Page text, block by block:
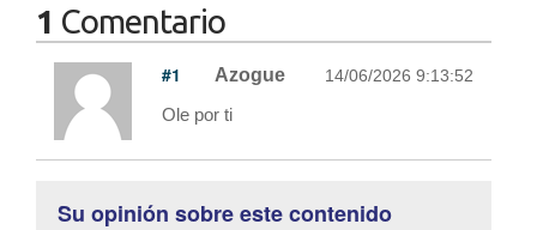
1 Comentario
#1 Azogue 14/06/2026 9:13:52
Ole por ti
Su opinión sobre este contenido